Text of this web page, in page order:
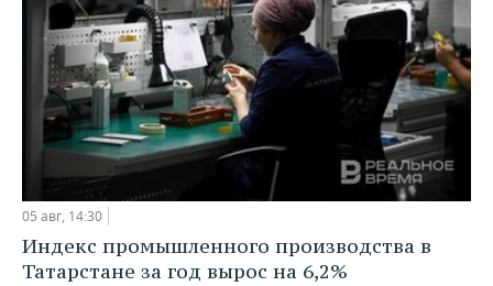
05 авг, 14:30
Индекс промышленного производства в
Татарстане за год вырос на 6,2%